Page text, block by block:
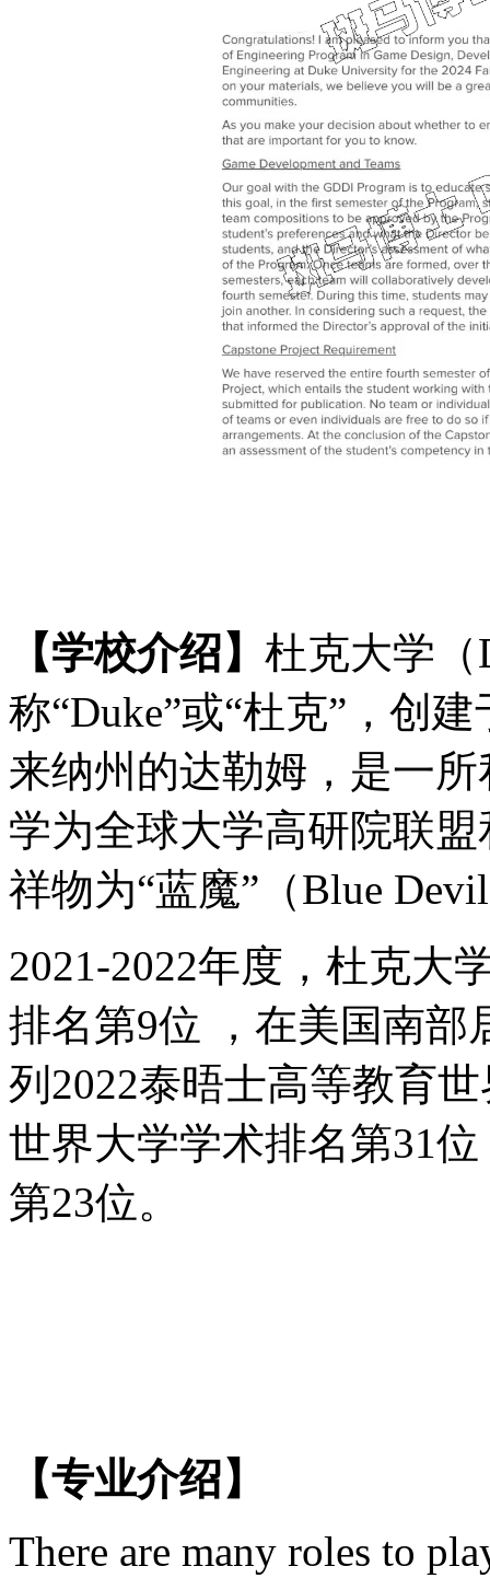
【学校介绍】 杜克大学（
称“Duke”或“杜克”，创
来纳州的达勒姆，是一
学为全球大学高研院联
祥物为“蓝魔”（Blue
2021-2022年度，杜克大
排名第9位 ，在美国南部
列2022泰晤士高等教育
世界大学学术排名第31位
第23位。
【专业介绍】
There are many roles to